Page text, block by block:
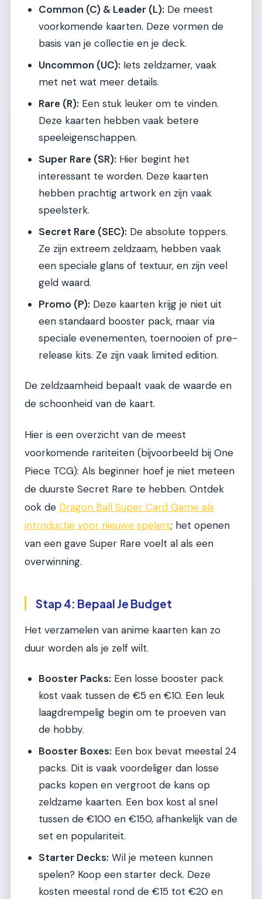
Common (C) & Leader (L): De meest
voorkomende kaarten. Deze vormen de
basis van je collectie en je deck.
Uncommon (UC): Iets zeldzamer, vaak
met net wat meer details.
Rare (R): Een stuk leuker om te vinden.
Deze kaarten hebben vaak betere
speeleigenschappen.
Super Rare (SR): Hier begint het
interessant te worden. Deze kaarten
hebben prachtig artwork en zijn vaak
speelsterk.
Secret Rare (SEC): De absolute toppers.
Ze zijn extreem zeldzaam, hebben vaak
een speciale glans of textuur, en zijn veel
geld waard.
Promo (P): Deze kaarten krijg je niet uit
een standaard booster pack, maar via
speciale evenementen, toernooien of pre-
release kits. Ze zijn vaak limited edition.
De zeldzaamheid bepaalt vaak de waarde en
de schoonheid van de kaart.
Hier is een overzicht van de meest
voorkomende rariteiten (bijvoorbeeld bij One
Piece TCG): Als beginner hoef je niet meteen
de duurste Secret Rare te hebben. Ontdek
ook de Dragon Ball Super Card Game als
introductie voor nieuwe spelers; het openen
van een gave Super Rare voelt al als een
overwinning.
Stap 4: Bepaal Je Budget
Het verzamelen van anime kaarten kan zo
duur worden als je zelf wilt.
Booster Packs: Een losse booster pack
kost vaak tussen de €5 en €10. Een leuk
laagdrempelig begin om te proeven van
de hobby.
Booster Boxes: Een box bevat meestal 24
packs. Dit is vaak voordeliger dan losse
packs kopen en vergroot de kans op
zeldzame kaarten. Een box kost al snel
tussen de €100 en €150, afhankelijk van de
set en populariteit.
Starter Decks: Wil je meteen kunnen
spelen? Koop een starter deck. Deze
kosten meestal rond de €15 tot €20 en